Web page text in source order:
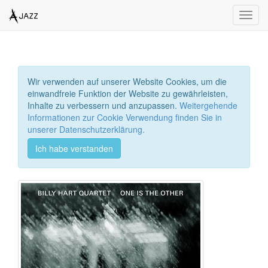
Wir verwenden auf unserer Website Cookies, um die
einwandfreie Funktion der Website zu gewährleisten,
Inhalte zu verbessern und anzupassen. Weitergehende
Informationen zur Cookie Verwendung finden Sie in
unserer Datenschutzerklärung.
Ich habe verstanden